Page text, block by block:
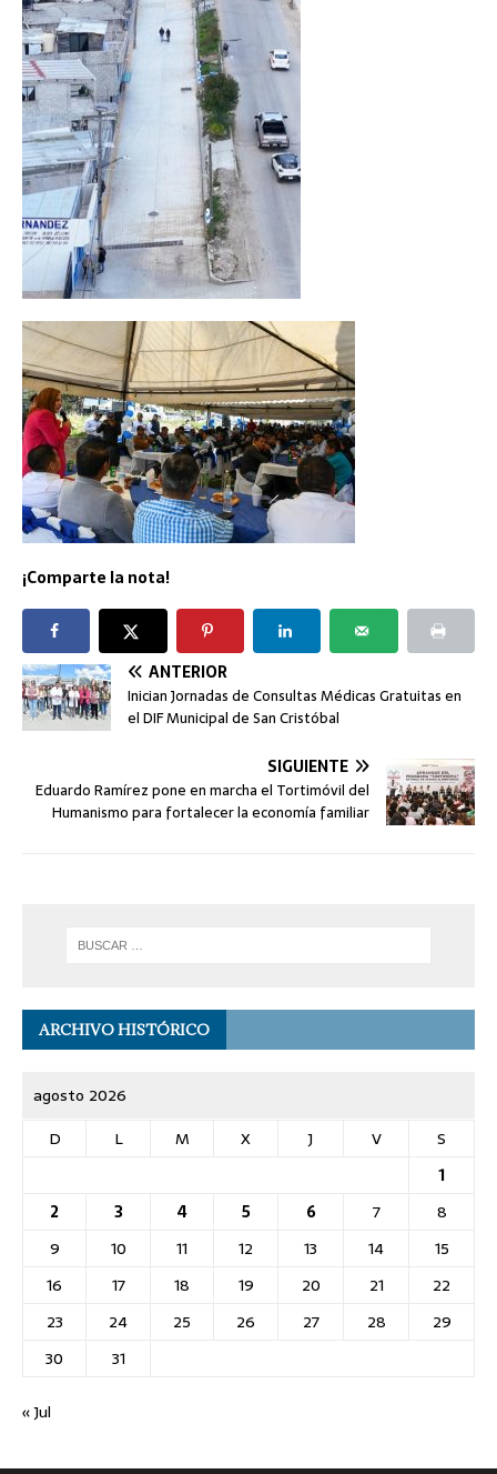
¡Comparte la nota!
ANTERIOR
Inician Jornadas de Consultas Médicas Gratuitas en
el DIF Municipal de San Cristóbal
SIGUIENTE
Eduardo Ramírez pone en marcha el Tortimóvil del
Humanismo para fortalecer la economía familiar
ARCHIVO HISTÓRICO
agosto 2026
D
L M X J V
S
1
2
3 4 5 6 7
8
9
10 11 12 13 14
15
16
17 18 19 20 21
22
23
24 25 26 27 28
29
30
31
« Jul